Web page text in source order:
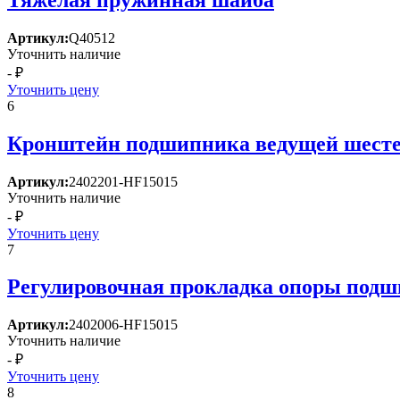
Артикул:Q40512
Уточнить наличие
- ₽
Уточнить цену
6
Кронштейн подшипника ведущей
Артикул:2402201-HF15015
Уточнить наличие
- ₽
Уточнить цену
7
Регулировочная прокладка опоры
Артикул:2402006-HF15015
Уточнить наличие
- ₽
Уточнить цену
8